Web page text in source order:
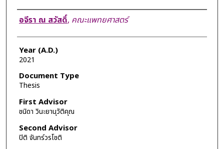
Author
อจีรา ณ สวัสดิ์, คณะแพทยศาสตร์
Year (A.D.)
2021
Document Type
Thesis
First Advisor
ชนิดา วินะยานุวัติคุณ
Second Advisor
ปิติ จันทร์วรโชติ